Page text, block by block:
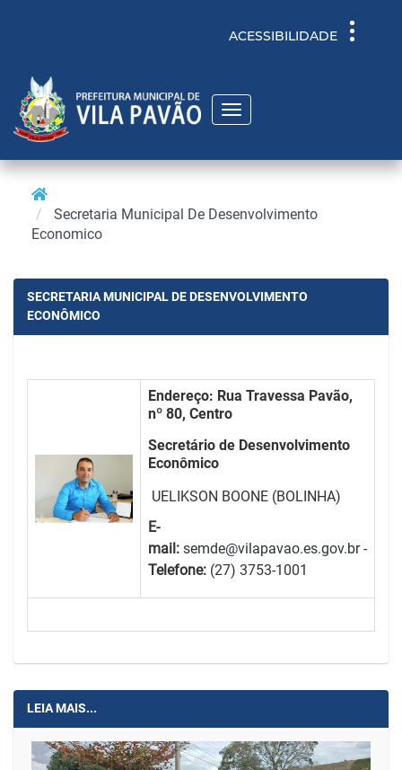
Toggle
ACESSIBILIDADE
Toggle
navigation
Secretaria Municipal De Desenvolvimento
Economico
SECRETARIA MUNICIPAL DE DESENVOLVIMENTO
ECONÔMICO
Endereço: Rua Travessa Pavão,
nº 80, Centro
Secretário de Desenvolvimento
Econômico
UELIKSON BOONE (BOLINHA)
E-
mail: semde@vilapavao.es.gov.br-
Telefone: (27) 3753-1001
LEIA MAIS...